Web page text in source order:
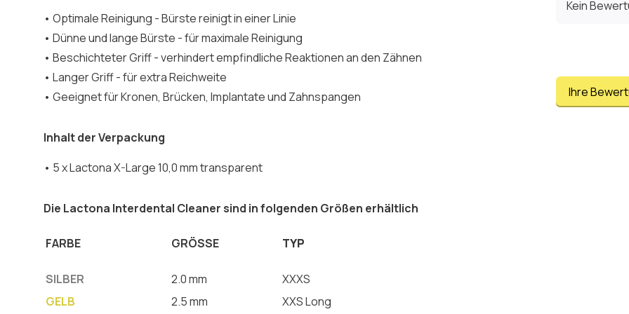
• Optimale Reinigung - Bürste reinigt in einer Linie
• Dünne und lange Bürste - für maximale Reinigung
• Beschichteter Griff - verhindert empfindliche Reaktionen an den Zähnen
• Langer Griff - für extra Reichweite
• Geeignet für Kronen, Brücken, Implantate und Zahnspangen
Inhalt der Verpackung
• 5 x Lactona X-Large 10,0 mm transparent
Die Lactona Interdental Cleaner sind in folgenden Größen erhältlich
FARBE GRÖSSE TYP
SILBER 2.0 mm
XXXS
GELB
2.5 mm XXS Long
Kein
Ihre